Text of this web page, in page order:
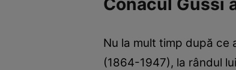
Conacul Gussi
Nu la mult timp după ce
(1864-1947), la rândul